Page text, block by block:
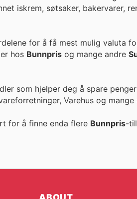
iskrem, søtsaker, bakervarer,
for å få mest mulig valuta
hos Bunnpris og mange andre
som hjelper deg å spare
Varehus og
for å finne enda flere Bunnpris-